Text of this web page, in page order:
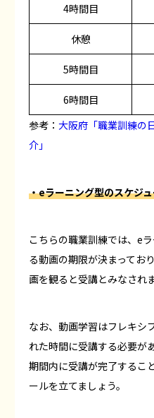
4時間目
休憩
5時間目
6時間目
参考： 大阪府「職業訓練の
介」
・eラーニング型のスケジ
こちらの職業訓練では、e
る動画の期限が決まってお
画を観ると受講とみなされま
なお、動画学習はフレキシ
れた時間に受講する必要が
期間内に受講が完了するこ
ールを立てましょう。